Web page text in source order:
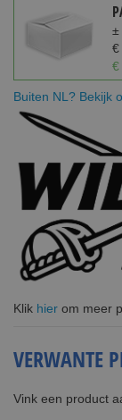
±
€
€
Buiten NL? Bekijk
Klik hier om meer
VERWANTE
Vink een product